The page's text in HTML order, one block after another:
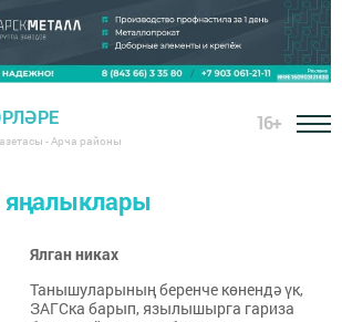
- Арча районы
16+
Ялган никах
Танышуларының беренче көнендә үк,
ЗАГСка барып, язылышырга гариза